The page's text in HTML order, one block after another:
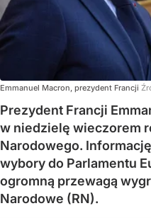
Emmanuel Macron, prezydent Francji
Prezydent Francji
w niedzielę wieczorem
Narodowego.
wybory do Parlamentu
ogromną przewagą
Narodowe (RN).